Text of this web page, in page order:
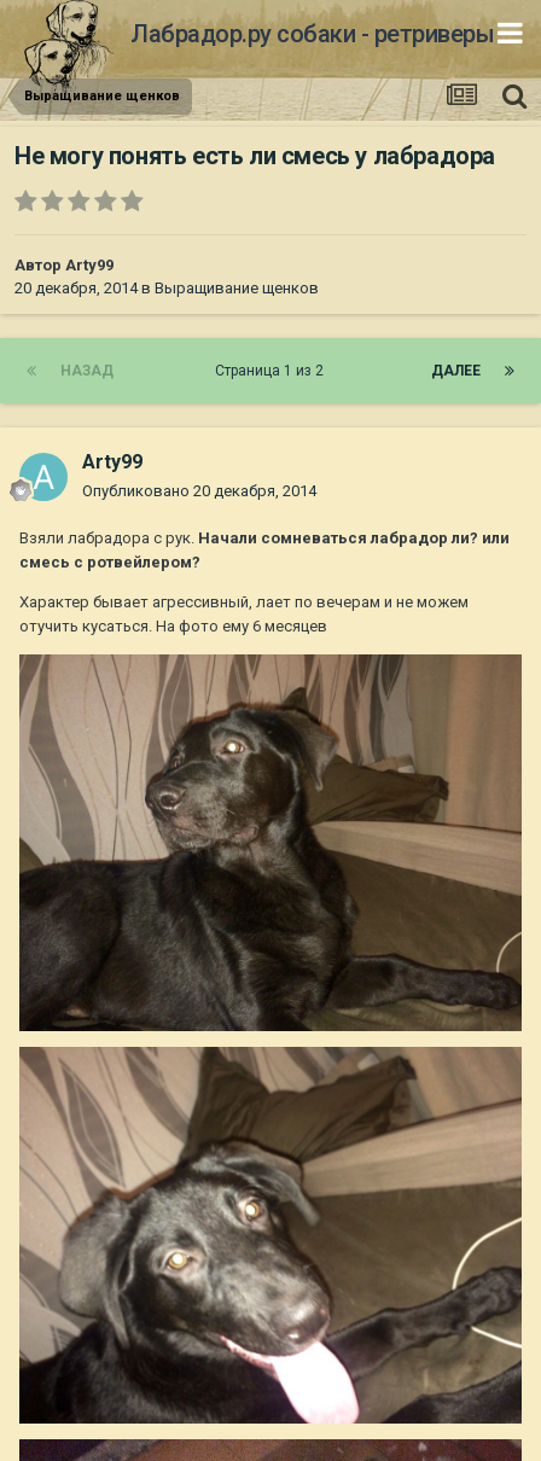
Лабрадор.ру собаки - ретриверы
Выращивание щенков
Не могу понять есть ли смесь у лабрадора
Автор Arty99
20 декабря, 2014в Выращивание щенков
НАЗАД ДАЛЕЕ
Страница 1 из 2
Arty99
Опубликовано 20 декабря, 2014
Взяли лабрадора с рук. Начали сомневаться лабрадор ли? или
смесь с ротвейлером?
Характер бывает агрессивный, лает по вечерам и не можем
отучить кусаться. На фото ему 6 месяцев